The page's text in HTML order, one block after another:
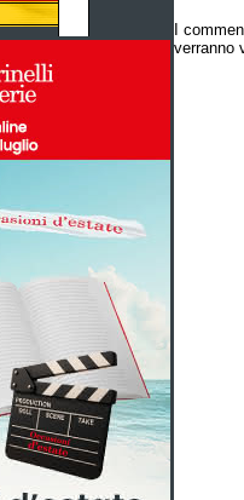
I
verranno